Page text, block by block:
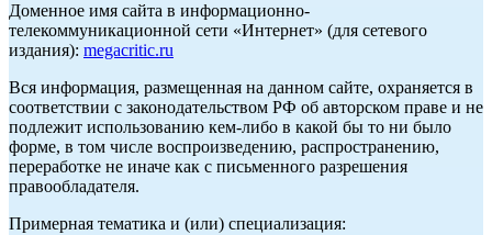
Доменное имя сайта в информационно-
телекоммуникационной сети «Интернет» (для сетевого
издания): megacritic.ru
Вся информация, размещенная на данном сайте, охраняется в
соответствии с законодательством РФ об авторском праве и не
подлежит использованию кем-либо в какой бы то ни было
форме, в том числе воспроизведению, распространению,
переработке не иначе как с письменного разрешения
правообладателя.
Примерная тематика и (или) специализация: